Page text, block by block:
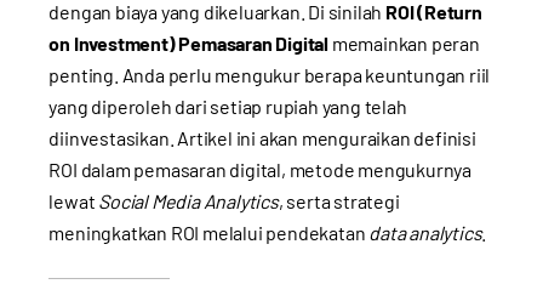
dengan biaya yang dikeluarkan. Di sinilah ROI (Return
on Investment) Pemasaran Digitalmemainkan peran
penting. Anda perlu mengukur berapa keuntungan riil
yang diperoleh dari setiap rupiah yang telah
diinvestasikan. Artikel ini akan menguraikan definisi
ROI dalam pemasaran digital, metode mengukurnya
lewat Social Media Analytics, serta strategi
meningkatkan ROI melalui pendekatan data analytics.